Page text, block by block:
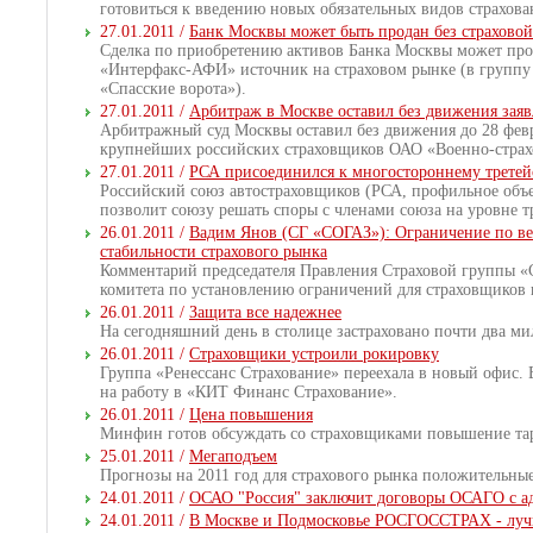
готовиться к введению новых обязательных видов
27.01.2011 / Банк Москвы может быть продан без
Сделка по приобретению активов Банка Москвы может
«Интерфакс-АФИ» источник на страховом рынке (в группу
«Спасские ворота»).
27.01.2011 / Арбитраж в Москве оставил без движения
Арбитражный суд Москвы оставил без движения до 28
крупнейших российских страховщиков ОАО «Военно-
27.01.2011 / РСА присоединился к многостороннему
Российский союз автостраховщиков (РСА, профильное
позволит союзу решать споры с членами союза на уровне
26.01.2011 / Вадим Янов (СГ «СОГАЗ»): Ограничение по
стабильности страхового рынка
Комментарий председателя Правления Страховой группы
комитета по установлению ограничений для
26.01.2011 / Защита все надежнее
На сегодняшний день в столице застраховано почти два
26.01.2011 / Страховщики устроили рокировку
Группа «Ренессанс Страхование» переехала в новый
на работу в «КИТ Финанс Страхование».
26.01.2011 / Цена повышения
Минфин готов обсуждать со страховщиками повышение
25.01.2011 / Мегаподъем
Прогнозы на 2011 год для страхового рынка
24.01.2011 / ОСАО "Россия" заключит договоры ОСАГО с
24.01.2011 / В Москве и Подмосковье РОСГОССТРАХ -